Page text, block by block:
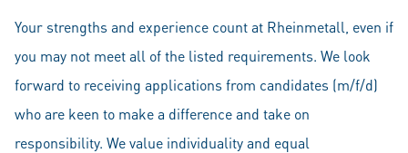
Your strengths and experience count at Rheinmetall, even if
you may not meet all of the listed requirements. We look
forward to receiving applications from candidates (m/f/d)
who are keen to make a difference and take on
responsibility. We value individuality and equal